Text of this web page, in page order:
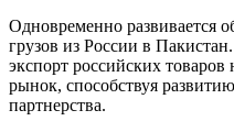
Одновременно развивается
грузов из России в
экспорт российских
рынок, способствуя
партнерства.